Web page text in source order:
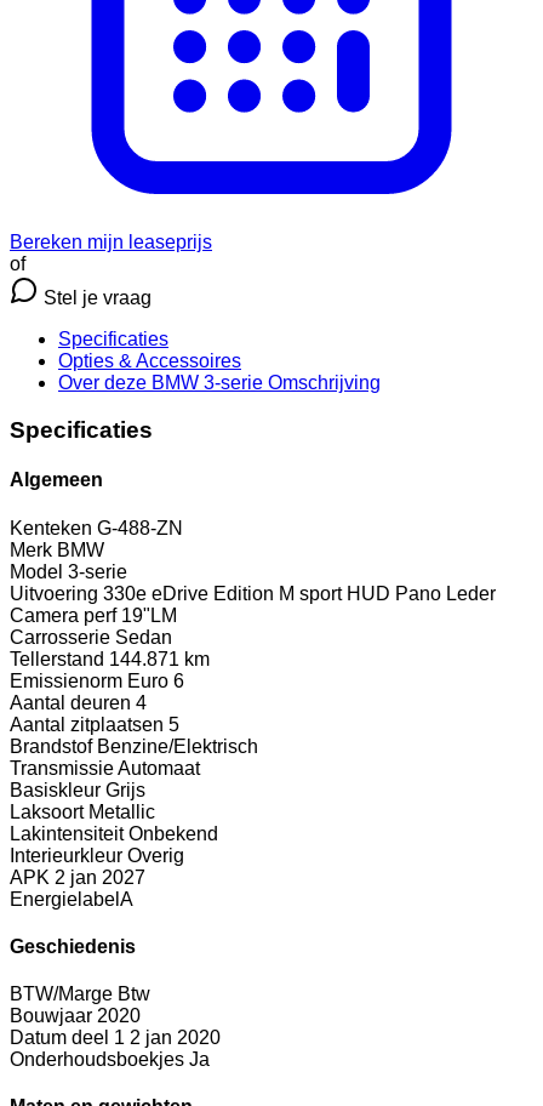
Bereken mijn leaseprijs
of
Stel je vraag
Specificaties
Opties & Accessoires
Over deze BMW 3-serie Omschrijving
Specificaties
Algemeen
Kenteken G-488-ZN
Merk BMW
Model 3-serie
Uitvoering 330e eDrive Edition M sport HUD Pano Leder
Camera perf 19"LM
Carrosserie Sedan
Tellerstand 144.871 km
Emissienorm Euro 6
Aantal deuren 4
Aantal zitplaatsen 5
Brandstof Benzine/Elektrisch
TransmissieAutomaat
Basiskleur Grijs
Laksoort Metallic
Lakintensiteit Onbekend
Interieurkleur Overig
APK 2 jan 2027
Energielabel A
Geschiedenis
BTW/Marge Btw
Bouwjaar 2020
Datum deel 1 2 jan 2020
Onderhoudsboekjes Ja